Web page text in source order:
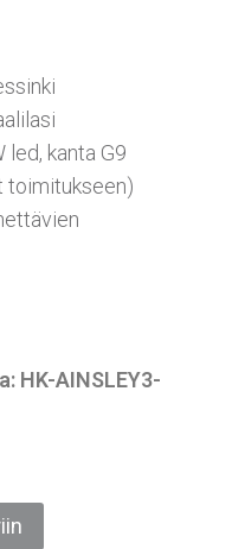
led, kanta G9
toimitukseen)
HK-AINSLEY3-